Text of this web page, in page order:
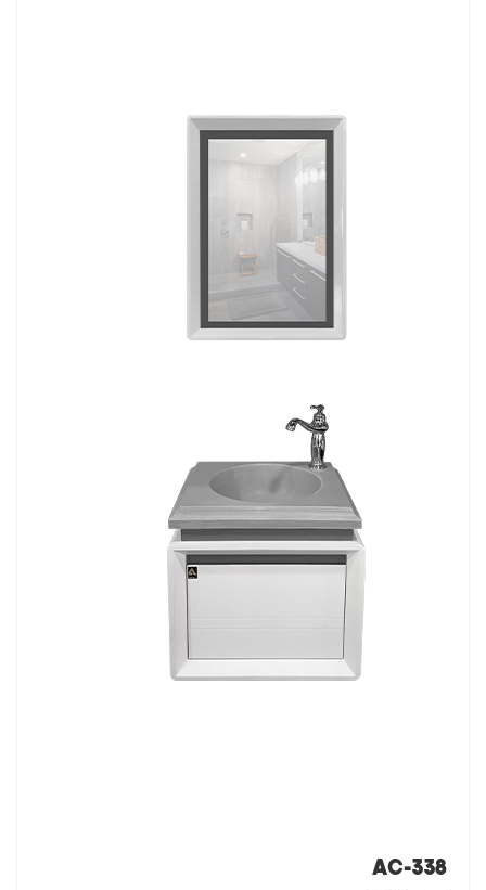
AC-338